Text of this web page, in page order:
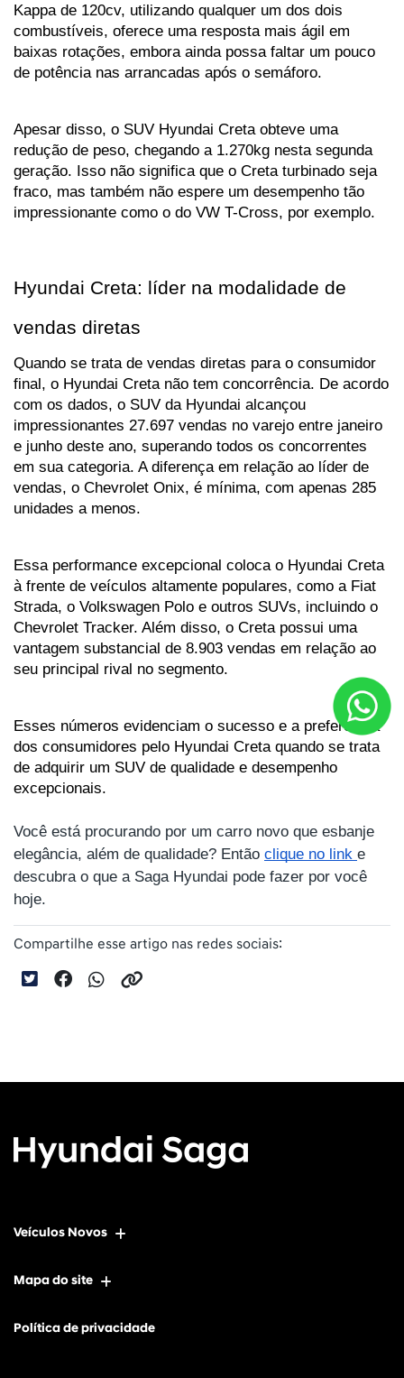
Kappa de 120cv, utilizando qualquer um dos dois
combustíveis, oferece uma resposta mais ágil em
baixas rotações, embora ainda possa faltar um pouco
de potência nas arrancadas após o semáforo.
Apesar disso, o SUV Hyundai Creta obteve uma
redução de peso, chegando a 1.270kg nesta segunda
geração. Isso não significa que o Creta turbinado seja
fraco, mas também não espere um desempenho tão
impressionante como o do VW T-Cross, por exemplo.
Hyundai Creta: líder na modalidade de
vendas diretas
Quando se trata de vendas diretas para o consumidor
final, o Hyundai Creta não tem concorrência. De acordo
com os dados, o SUV da Hyundai alcançou
impressionantes 27.697 vendas no varejo entre janeiro
e junho deste ano, superando todos os concorrentes
em sua categoria. A diferença em relação ao líder de
vendas, o Chevrolet Onix, é mínima, com apenas 285
unidades a menos.
Essa performance excepcional coloca o Hyundai Creta
à frente de veículos altamente populares, como a Fiat
Strada, o Volkswagen Polo e outros SUVs, incluindo o
Chevrolet Tracker. Além disso, o Creta possui uma
vantagem substancial de 8.903 vendas em relação ao
seu principal rival no segmento.
Esses números evidenciam o sucesso e a preferência
dos consumidores pelo Hyundai Creta quando se trata
de adquirir um SUV de qualidade e desempenho
excepcionais.
Você está procurando por um carro novo que esbanje
elegância, além de qualidade? Então clique no link e
descubra o que a Saga Hyundai pode fazer por você
hoje.
Compartilhe esse artigo nas redes sociais:
Veículos Novos
Mapa do site
Política de privacidade